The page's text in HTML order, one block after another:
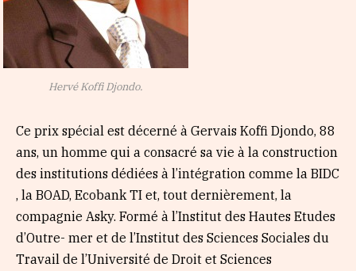
Hervé Koffi Djondo.
Ce prix spécial est décerné à Gervais Koffi Djondo, 88
ans, un homme qui a consacré sa vie à la construction
des institutions dédiées à l’intégration comme la BIDC
, la BOAD, Ecobank TI et, tout dernièrement, la
compagnie Asky. Formé à l’Institut des Hautes Etudes
d’Outre- mer et de l’Institut des Sciences Sociales du
Travail de l’Université de Droit et Sciences